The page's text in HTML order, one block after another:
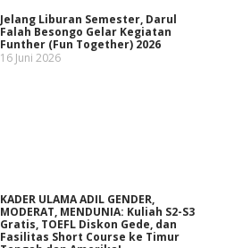
Jelang Liburan Semester, Darul
Falah Besongo Gelar Kegiatan
Funther (Fun Together) 2026
16 Juni 2026
KADER ULAMA ADIL GENDER,
MODERAT, MENDUNIA: Kuliah S2-S3
Gratis, TOEFL Diskon Gede, dan
Fasilitas Short Course ke Timur